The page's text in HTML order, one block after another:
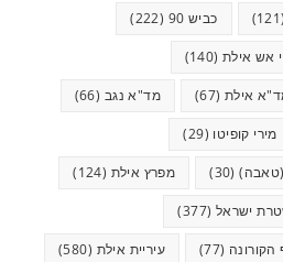
(121) כביש 90 (222)
אש אילת (140)
אילת (67) מד"א נגב (66)
מירי קופיטו (29)
(טאבה)(30) מפרץ אילת (124)
ישראל (377)
הקורונה (77) עיריית אילת (580)